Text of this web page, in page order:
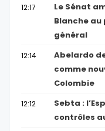
12:17
Le Sénat
Blanche
général
12:14
Abelardo
comme
Colombie
12:12
Sebta :
contrôles